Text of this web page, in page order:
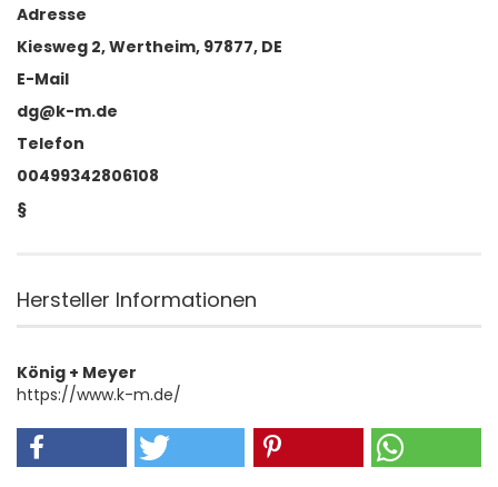
Adresse
Kiesweg 2, Wertheim, 97877, DE
E-Mail
dg@k-m.de
Telefon
00499342806108
§
Hersteller Informationen
König + Meyer
https://www.k-m.de/